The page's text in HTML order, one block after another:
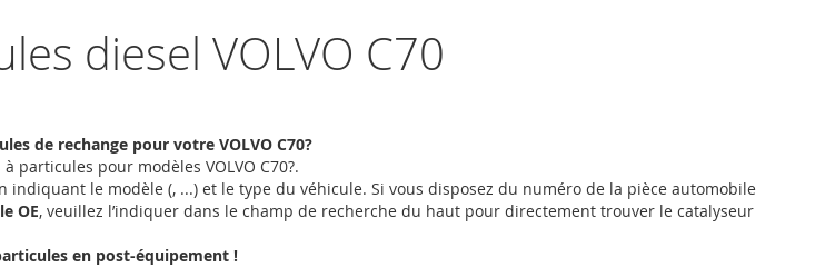
diesel VOLVO C70
de rechange pour votre VOLVO C70?
particules pour modèles VOLVO C70?.
indiquant le modèle (, ...) et le type du véhicule. Si vous disposez du numéro de la pièce automobile
OE, veuillez l’indiquer dans le champ de recherche du haut pour directement trouver le catalyseur
en post-équipement !